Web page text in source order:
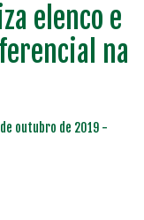
elenco e
na
outubro de 2019 -